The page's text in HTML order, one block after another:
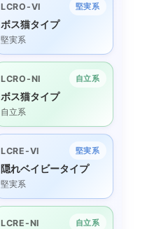
LCRO-VI 堅実系
ボス猫タイプ
堅実系
LCRO-NI 自立系
ボス猫タイプ
自立系
LCRE-VI 堅実系
隠れベイビータイプ
堅実系
LCRE-NI 自立系